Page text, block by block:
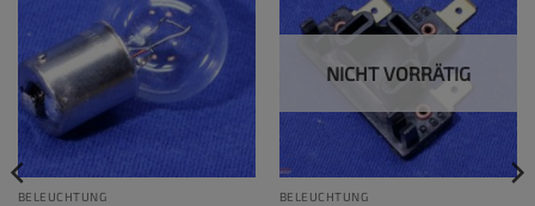
BELEUCHTUNG
NICHT VORRÄTIG
BELEUCHTUNG